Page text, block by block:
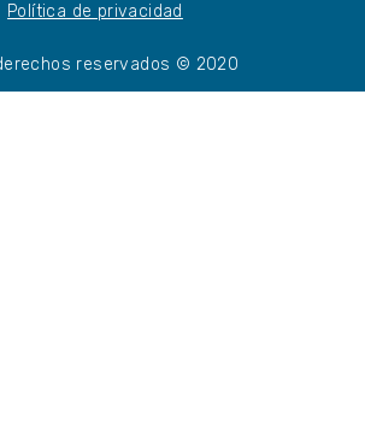
Política de privacidad
reservados © 2020